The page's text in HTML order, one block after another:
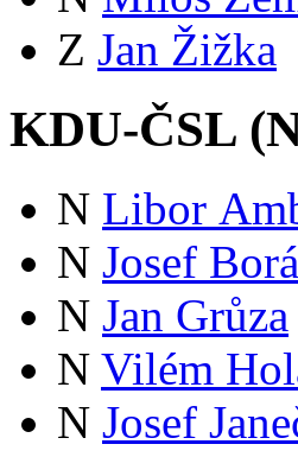
Z Jan Žižka
KDU-ČSL (
N Libor
N Josef
N Jan Grůza
N Vilém
N Josef